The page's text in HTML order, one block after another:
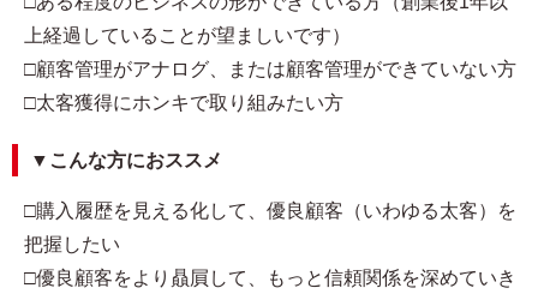
上経過していることが望ましいです）
□顧客管理がアナログ、または顧客管理ができていない方
□太客獲得にホンキで取り組みたい方
▼こんな方におススメ
□購入履歴を見える化して、優良顧客（いわゆる太客）を
把握したい
□優良顧客をより贔屓して、もっと信頼関係を深めていき